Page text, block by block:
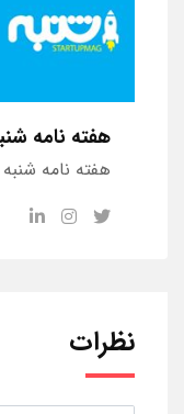
هفته نامه
هفته نامه
نظرات